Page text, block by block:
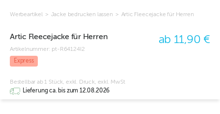
Werbeartikel > Jacke bedrucken lassen > Artic Fleecejacke für Herren
Artic Fleecejacke für Herren
Artikelnummer: pt-R64124I2
Express
ab 11,90 €
Bestellbar ab 1 Stück, exkl. Druck, exkl. MwSt
Lieferung ca. bis zum 12.08.2026